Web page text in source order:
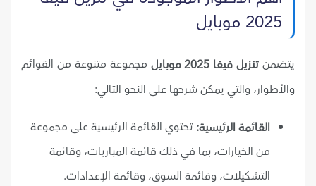
2025 موبايل
يتضمن تنزيل فيفا 2025 موبايل
مجموعة متنوعة من القوائم
والأطوار، والتي يمكن شرحها على النحو التالي:
القائمة الرئيسية: تحتوي القائمة الرئيسية على مجموعة
من الخيارات، بما في ذلك قائمة المباريات، وقائمة
التشكيلات، وقائمة السوق، وقائمة الإعدادات.